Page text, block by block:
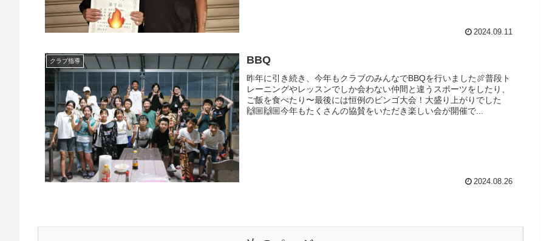
2024.09.11
クラブ指導 BBQ
昨年に引き続き、今年もクラブのみんなでBBQを行いました🍖普段ト
レーニングやレッスンでしか会わない仲間と違うスポーツをしたり、
ご飯を食べたり〜最後には恒例のビンゴ大会！大盛り上がりでした
🙌🏼🙌🏼今年もたくさんの協賛をいただき楽しい会が開催で...
2024.08.26